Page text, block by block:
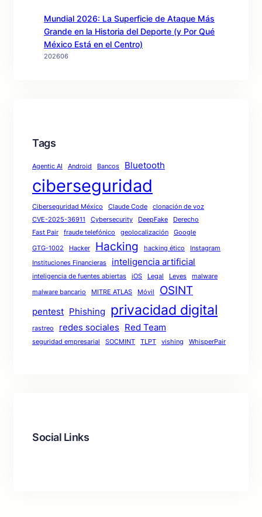
Mundial 2026: La Superficie de Ataque Más
Grande en la Historia del Deporte (y Por Qué
México Está en el Centro)
202606
Tags
Agentic AI Android Bancos Bluetooth
ciberseguridad
Ciberseguridad México Claude Code
clonación de voz
CVE-2025-36911
Cybersecurity DeepFake
Derecho
Fast Pair
fraude telefónico geolocalización Google
GTG-1002 Hacker Hacking hacking ético
Instagram
Instituciones Financieras
inteligencia artificial
inteligencia de fuentes abiertas iOS Legal Leyes malware
malware bancario MITRE ATLAS Móvil OSINT
pentest Phishing privacidad digital
rastreo redes sociales Red Team
seguridad empresarial SOCMINT TLPT vishing WhisperPair
Social Links